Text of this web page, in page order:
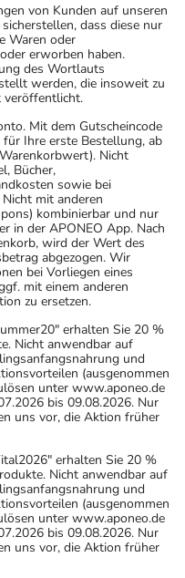
von Kunden auf unseren
dass diese nur
Waren oder
erworben haben.
des Wortlauts
werden, die insoweit zu
veröffentlicht.
Mit dem Gutscheincode
Ihre erste Bestellung, ab
Nicht
Bücher,
sowie bei
mit anderen
kombinierbar und nur
in der APONEO App. Nach
wird der Wert des
abgezogen. Wir
bei Vorliegen eines
mit einem anderen
zu ersetzen.
erhalten Sie 20 %
Nicht anwendbar auf
und
(ausgenommen
unter www.aponeo.de
bis 09.08.2026. Nur
uns vor, die Aktion früher
erhalten Sie 20 %
Nicht anwendbar auf
und
(ausgenommen
unter www.aponeo.de
bis 09.08.2026. Nur
uns vor, die Aktion früher